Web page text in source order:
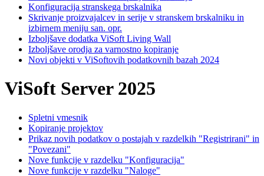
Konfiguracija stranskega brskalnika
Skrivanje proizvajalcev in serije v stranskem brskalniku in
izbirnem meniju san. opr.
Izboljšave dodatka ViSoft Living Wall
Izboljšave orodja za varnostno kopiranje
Novi objekti v ViSoftovih podatkovnih bazah 2024
ViSoft Server 2025
Spletni vmesnik
Kopiranje projektov
Prikaz novih podatkov o postajah v razdelkih "Registrirani" in
"Povezani"
Nove funkcije v razdelku "Konfiguracija"
Nove funkcije v razdelku "Naloge"